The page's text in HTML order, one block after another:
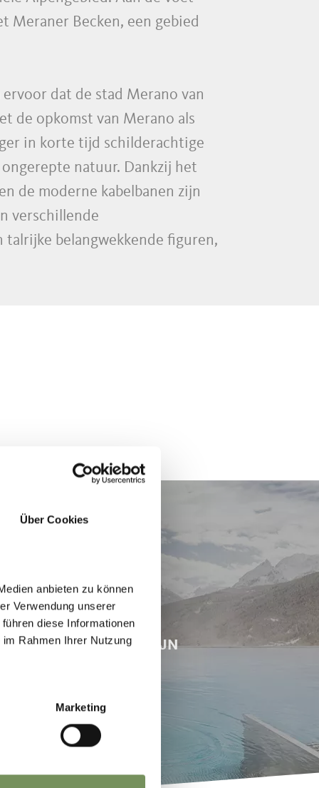
Über Cookies
anbieten zu können
Verwendung unserer
diese Informationen
Rahmen Ihrer Nutzung
Marketing
Meraner Becken, een gebied
dat de stad Merano van
de opkomst van Merano als
in korte tijd schilderachtige
natuur. Dankzij het
en de moderne kabelbanen zijn
verschillende
belangwekkende figuren,
& WELZIJN